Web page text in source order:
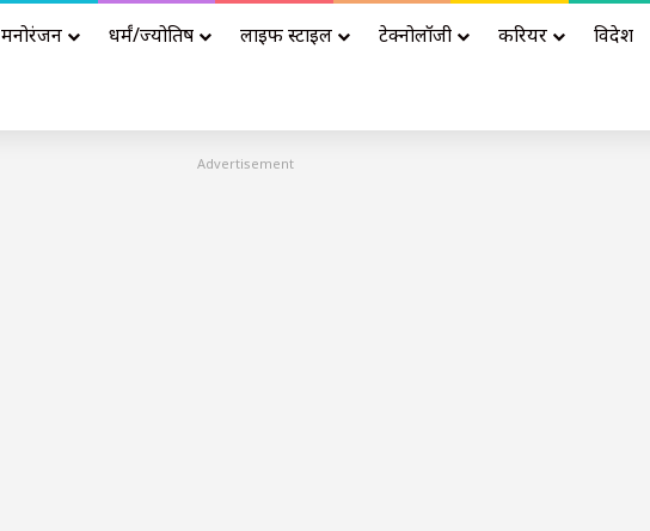
मनोरंजन धर्मं/ज्योतिष लाइफ स्टाइल टेक्नोलॉजी करियर विदेश
Advertisement